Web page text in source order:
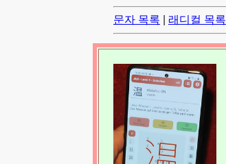
문자 목록 래디컬 목록